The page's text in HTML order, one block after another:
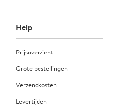
Help
Prijsoverzicht
Grote bestellingen
Verzendkosten
Levertijden